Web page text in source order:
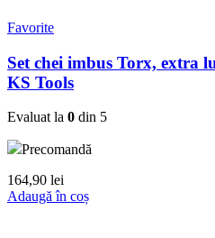
Favorite
Set chei imbus Torx, extra
KS Tools
Evaluat la 0 din 5
Precomandă
164,90 lei
Adaugă în coș